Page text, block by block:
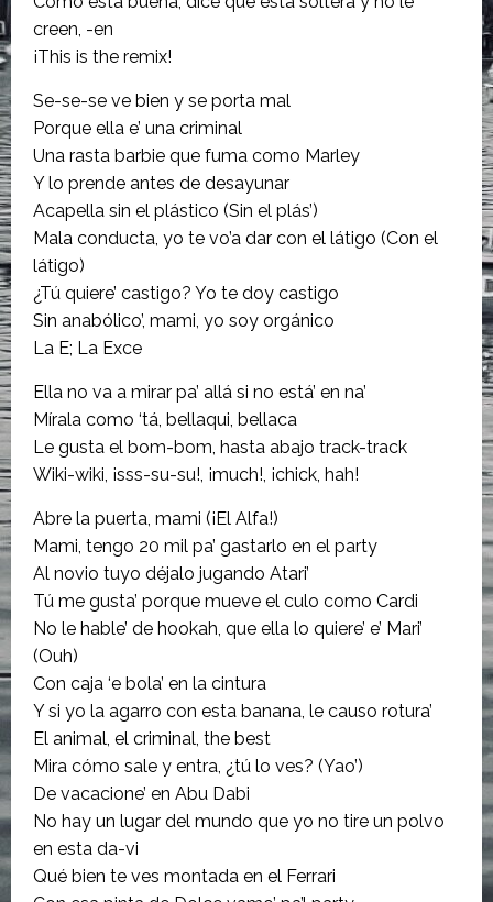
creen, -en
¡This is the remix!
Se-se-se ve bien y se porta mal
Porque ella e’ una criminal
Una rasta barbie que fuma como Marley
Y lo prende antes de desayunar
Acapella sin el plástico (Sin el plás’)
Mala conducta, yo te vo’a dar con el látigo (Con el
látigo)
¿Tú quiere’ castigo? Yo te doy castigo
Sin anabólico’, mami, yo soy orgánico
La E; La Exce
Ella no va a mirar pa’ allá si no está’ en na’
Mírala como ‘tá, bellaqui, bellaca
Le gusta el bom-bom, hasta abajo track-track
Wiki-wiki, ¡sss-su-su!, ¡much!, ¡chick, hah!
Abre la puerta, mami (¡El Alfa!)
Mami, tengo 20 mil pa’ gastarlo en el party
Al novio tuyo déjalo jugando Atari’
Tú me gusta’ porque mueve el culo como Cardi
No le hable’ de hookah, que ella lo quiere’ e’ Mari’
(Ouh)
Con caja ‘e bola’ en la cintura
Y si yo la agarro con esta banana, le causo rotura’
El animal, el criminal, the best
Mira cómo sale y entra, ¿tú lo ves? (Yao’)
De vacacione’ en Abu Dabi
No hay un lugar del mundo que yo no tire un polvo
en esta da-vi
Qué bien te ves montada en el Ferrari